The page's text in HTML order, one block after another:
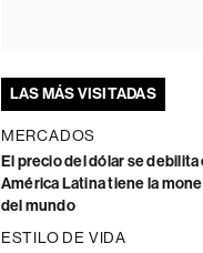
LAS MÁS VISITADAS
MERCADOS
El precio del dólar se debilita
América Latina tiene la
del mundo
ESTILO DE VIDA